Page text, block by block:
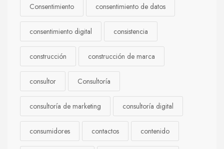
Consentimiento consentimiento de datos
consentimiento digital consistencia
construcción construcción de marca
consultor Consultoría
consultoría de marketing consultoría digital
consumidores contactos contenido